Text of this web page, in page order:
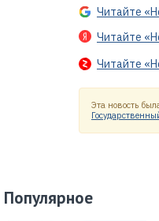
Читайте
Читайте
Читайте
Эта новость
Популярное